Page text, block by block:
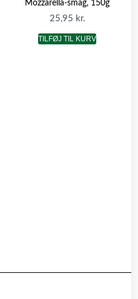
Mozzarella-smag, 150g
25,95 kr.
TILFØJ TIL KURV